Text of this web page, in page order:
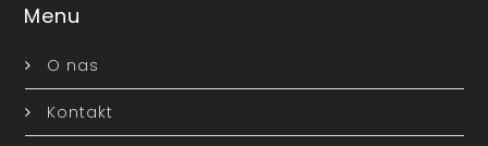
Menu
O nas
Kontakt